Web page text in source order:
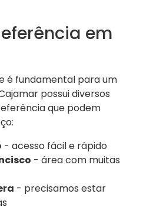
em
é fundamental para um
possui diversos
que podem
- acesso fácil e rápido
- área com muitas
- precisamos estar